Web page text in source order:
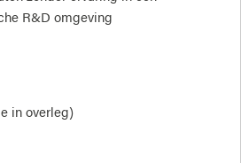
R&D omgeving
in overleg)